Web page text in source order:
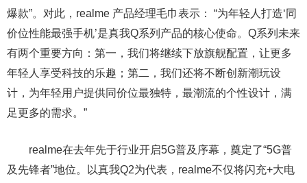
爆款”。对此，realme 产品经理毛巾表示： “为年轻人打造‘同
价位性能最强手机’是真我Q系列产品的核心使命。Q系列未来
有两个重要方向：第一，我们将继续下放旗舰配置，让更多
年轻人享受科技的乐趣；第二，我们还将不断创新潮玩设
计，为年轻用户提供同价位最独特，最潮流的个性设计，满
足更多的需求。”
realme在去年先于行业开启5G普及序幕，奠定了“5G普
及先锋者”地位。以真我Q2为代表，realme不仅将闪充+大电